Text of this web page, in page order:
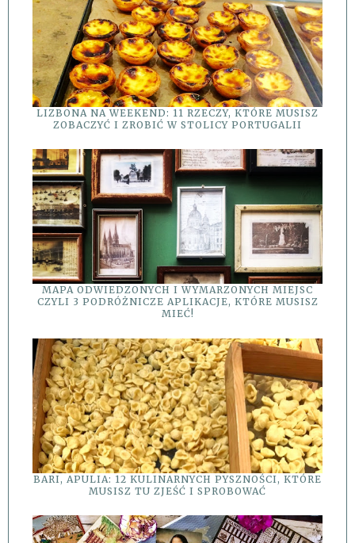
LIZBONA NA WEEKEND: 11 RZECZY, KTÓRE MUSISZ
ZOBACZYĆ I ZROBIĆ W STOLICY PORTUGALII
MAPA ODWIEDZONYCH I WYMARZONYCH MIEJSC
CZYLI 3 PODRÓŻNICZE APLIKACJE, KTÓRE MUSISZ
MIEĆ!
BARI, APULIA: 12 KULINARNYCH PYSZNOŚCI, KTÓRE
MUSISZ TU ZJEŚĆ I SPROBOWAĆ